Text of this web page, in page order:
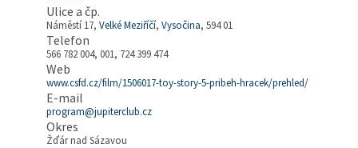
Ulice a čp.
Náměstí 17,Velké Meziříčí,Vysočina, 594 01
Telefon
566 782 004, 001, 724 399 474
Web
www.csfd.cz/film/1506017-toy-story-5-pribeh-hracek/prehled/
E-mail
program@jupiterclub.cz
Okres
Žďár nad Sázavou